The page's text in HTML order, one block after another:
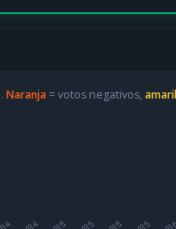
Naranja= votos negativos,